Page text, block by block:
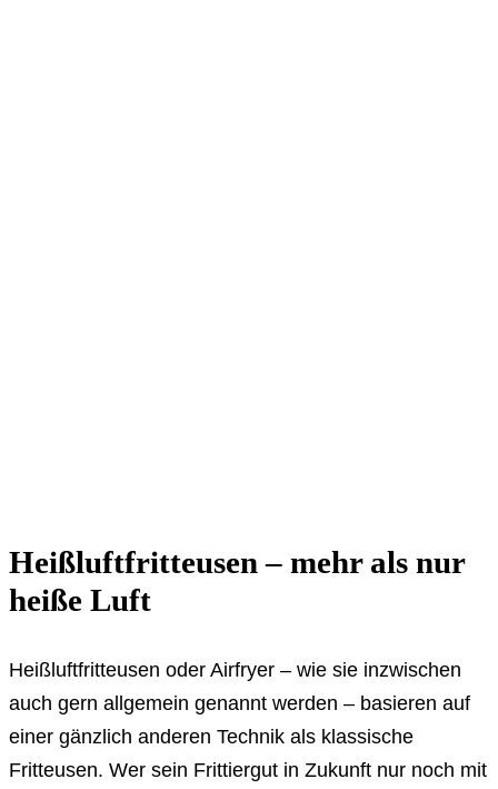
Heißluftfritteusen – mehr als nur
heiße Luft
Heißluftfritteusen oder Airfryer – wie sie inzwischen
auch gern allgemein genannt werden – basieren auf
einer gänzlich anderen Technik als klassische
Fritteusen. Wer sein Frittiergut in Zukunft nur noch mit